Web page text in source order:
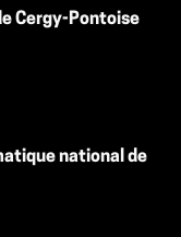
Cergy-Pontoise
national de